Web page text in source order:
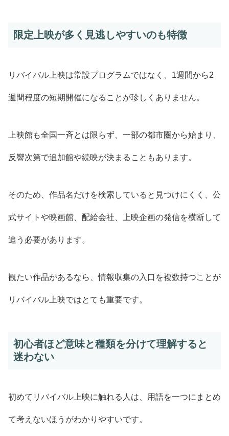
限定上映が多く見逃しやすいのも特徴
リバイバル上映は常設プログラムではなく、1週間から2
週間程度の短期開催になることが珍しくありません。
上映館も全国一斉とは限らず、一部の都市圏から始まり、
反響次第で追加館や続映が決まることもあります。
そのため、作品名だけを検索していると見つけにくく、公
式サイトや映画館、配給会社、上映企画の発信を横断して
追う必要があります。
観たい作品があるなら、情報収集の入口を複数持つことが
リバイバル上映ではとても重要です。
初心者ほど意味と種類を分けて理解すると
迷わない
初めてリバイバル上映に触れる人は、用語を一つにまとめ
て考えないほうがわかりやすいです。